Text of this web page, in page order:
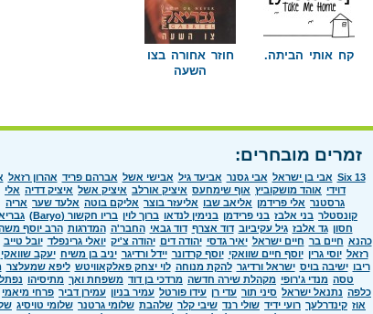
קח אותי הביתה.
חוזר אחורה בצו
השעה
זמרים מובחרים:
Six 13 אבי בן ישראל אבי גסנר אביעד גיל אבישי אשל אברהם פריד אהרון רזאל
דוידי אוהד מושקוביץ אוף שימחעס איציק אורלב איציק אשל איציק דדיה אלי
גרסטנר אלי פרידמן אליאב שבו אליעזר בוצר אליקם בוטה אלעד שער אריה
קונסטלר בני אלבז בני פרידמן בנימין לנדאו ברוך לוין בריו חקשור (Baryo)
חסון גד אלבז גיל עקיביוב דוד אצרף דוד גבאי החבר'ה המדרגות הרב יוסף
כהנא חיים בר חיים ישראל יאיר גדסי יהודה דים יהודה צ'יק יואלי גרינפלד יובל טייב
רזאל יוסי גרין יוסף חיים שוואקי יוסף קרדונר יידל ורדיגר יניב בן משיח יעקב שוואקי
ריבו ישיבה בויס ישראל ורדיגר להקת מנוחה לוי יצחק פאלקאוויטש ליפא שמעלצר
טסה מנדי ג'רופי מקהלת שירה חדשה מרדכי בן דוד משפחת ואך מתיסיהו
כלפה נתנאל ישראל סיני תור עדי רן עידו פורטל עמיר בניון עמירן דביר פרחי מיאמי
אוז קינדרלעך רועי ידיד שולי רנד שיבי קלר שלהבת שלומי גרטנר שלומי טויסיג